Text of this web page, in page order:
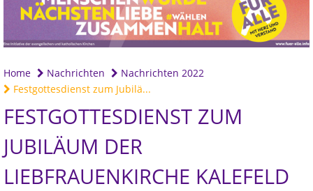
Home Nachrichten
Nachrichten 2022
Festgottesdienst zum Jubilä...
FESTGOTTESDIENST ZUM
JUBILÄUM DER
LIEBFRAUENKIRCHE KALEFELD